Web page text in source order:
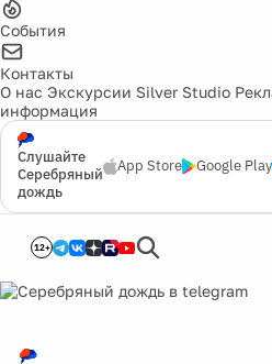
События
Контакты
О нас Экскурсии Silver Studio
информация
Слушайте
Серебряный
дождь
App Store Google Play
12+